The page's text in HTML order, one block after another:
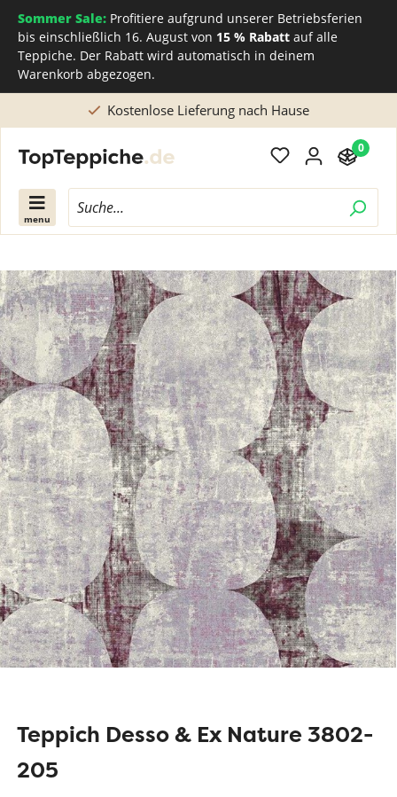
Sommer Sale: Profitiere aufgrund unserer Betriebsferien
bis einschließlich 16. August von 15 % Rabatt auf alle
Teppiche. Der Rabatt wird automatisch in deinem
Warenkorb abgezogen.
Kostenlose Lieferung nach Hause
menu
0
Teppich Desso & Ex Nature 3802-
205